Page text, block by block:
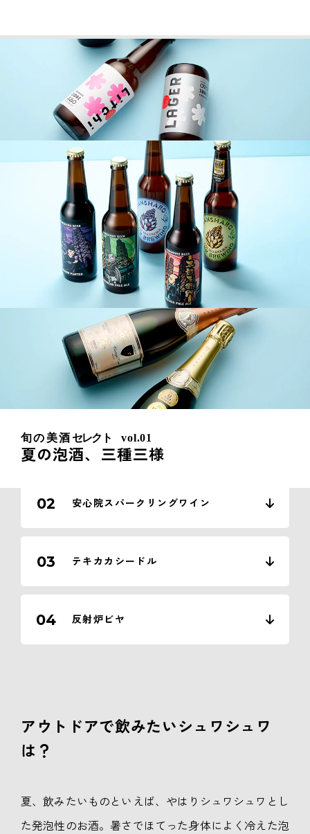
旬の 美酒 セレクト vol.01
夏の泡酒、三種三様
01
アウトドアで飲みたいシュワシュワ
は？
02 安心院スパークリングワイン
03 テキカカシードル
04 反射炉ビヤ
アウトドアで飲みたいシュワシュワ
は？
夏、飲みたいものといえば、やはりシュワシュワとし
た発泡性のお酒。暑さでほてった身体によく冷えた泡